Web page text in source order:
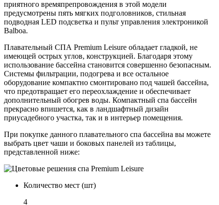
приятного времяпрепровождения в этой модели
предусмотрены пять мягких подголовников, стильная
подводная LED подсветка и пульт управления электроникой
Balboa.
Плавательный СПА Premium Leisure обладает гладкой, не
имеющей острых углов, конструкцией. Благодаря этому
использование бассейна становится совершенно безопасным.
Системы фильтрации, подогрева и все остальное
оборудование компактно смонтировано под чашей бассейна,
что предотвращает его переохлаждение и обеспечивает
дополнительный обогрев воды. Компактный спа бассейн
прекрасно впишется, как в ландшафтный дизайн
приусадебного участка, так и в интерьер помещения.
При покупке данного плавательного спа бассейна вы можете
выбрать цвет чаши и боковых панелей из таблицы,
представленной ниже:
Количество мест (шт)
4